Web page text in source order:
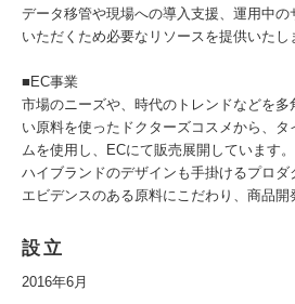
データ移管や現場への導入支援、運用中
いただくため必要なリソースを提供いたし
■EC事業
市場のニーズや、時代のトレンドなどを
い原料を使ったドクターズコスメから、
ムを使用し、ECにて販売展開しています。
ハイブランドのデザインも手掛けるプロダ
エビデンスのある原料にこだわり、商品開
設立
2016年6月